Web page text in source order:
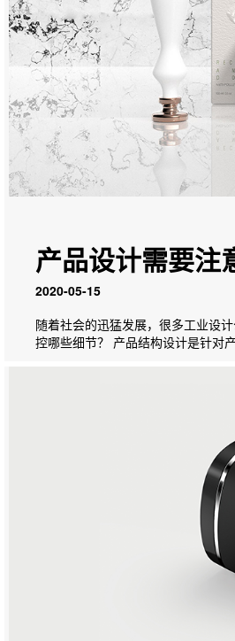
产品设计需要注
2020-05-15
随着社会的迅猛发展，很多工业设
控哪些细节？ 产品结构设计是针对产